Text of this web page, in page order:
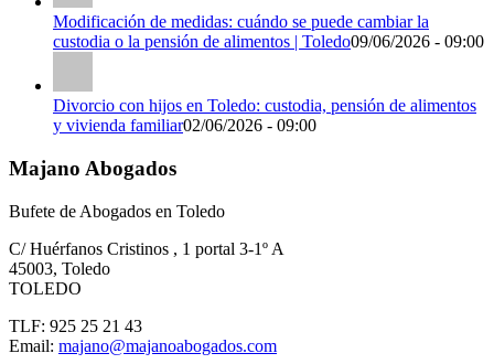
Modificación de medidas: cuándo se puede cambiar la
custodia o la pensión de alimentos | Toledo09/06/2026 - 09:00
Divorcio con hijos en Toledo: custodia, pensión de alimentos
y vivienda familiar02/06/2026 - 09:00
Majano Abogados
Bufete de Abogados en Toledo
C/ Huérfanos Cristinos , 1 portal 3-1º A
45003, Toledo
TOLEDO
TLF: 925 25 21 43
Email: majano@majanoabogados.com